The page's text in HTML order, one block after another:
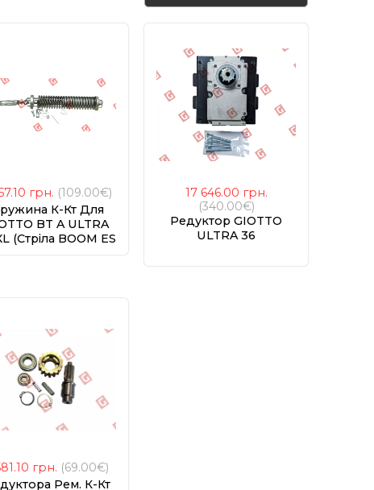
грн. (109.00€)
К-Кт Для
BT A ULTRA
(стріла BOOM ES
17 646.00 грн.
(340.00€)
Редуктор GIOTTO
ULTRA 36
грн. (69.00€)
Рем. К-Кт